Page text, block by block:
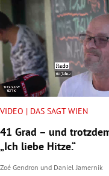
VIDEO | DAS SAGT WIEN
41 Grad – und
„Ich liebe Hitze.“
Zoé Gendron und Daniel Jamernik